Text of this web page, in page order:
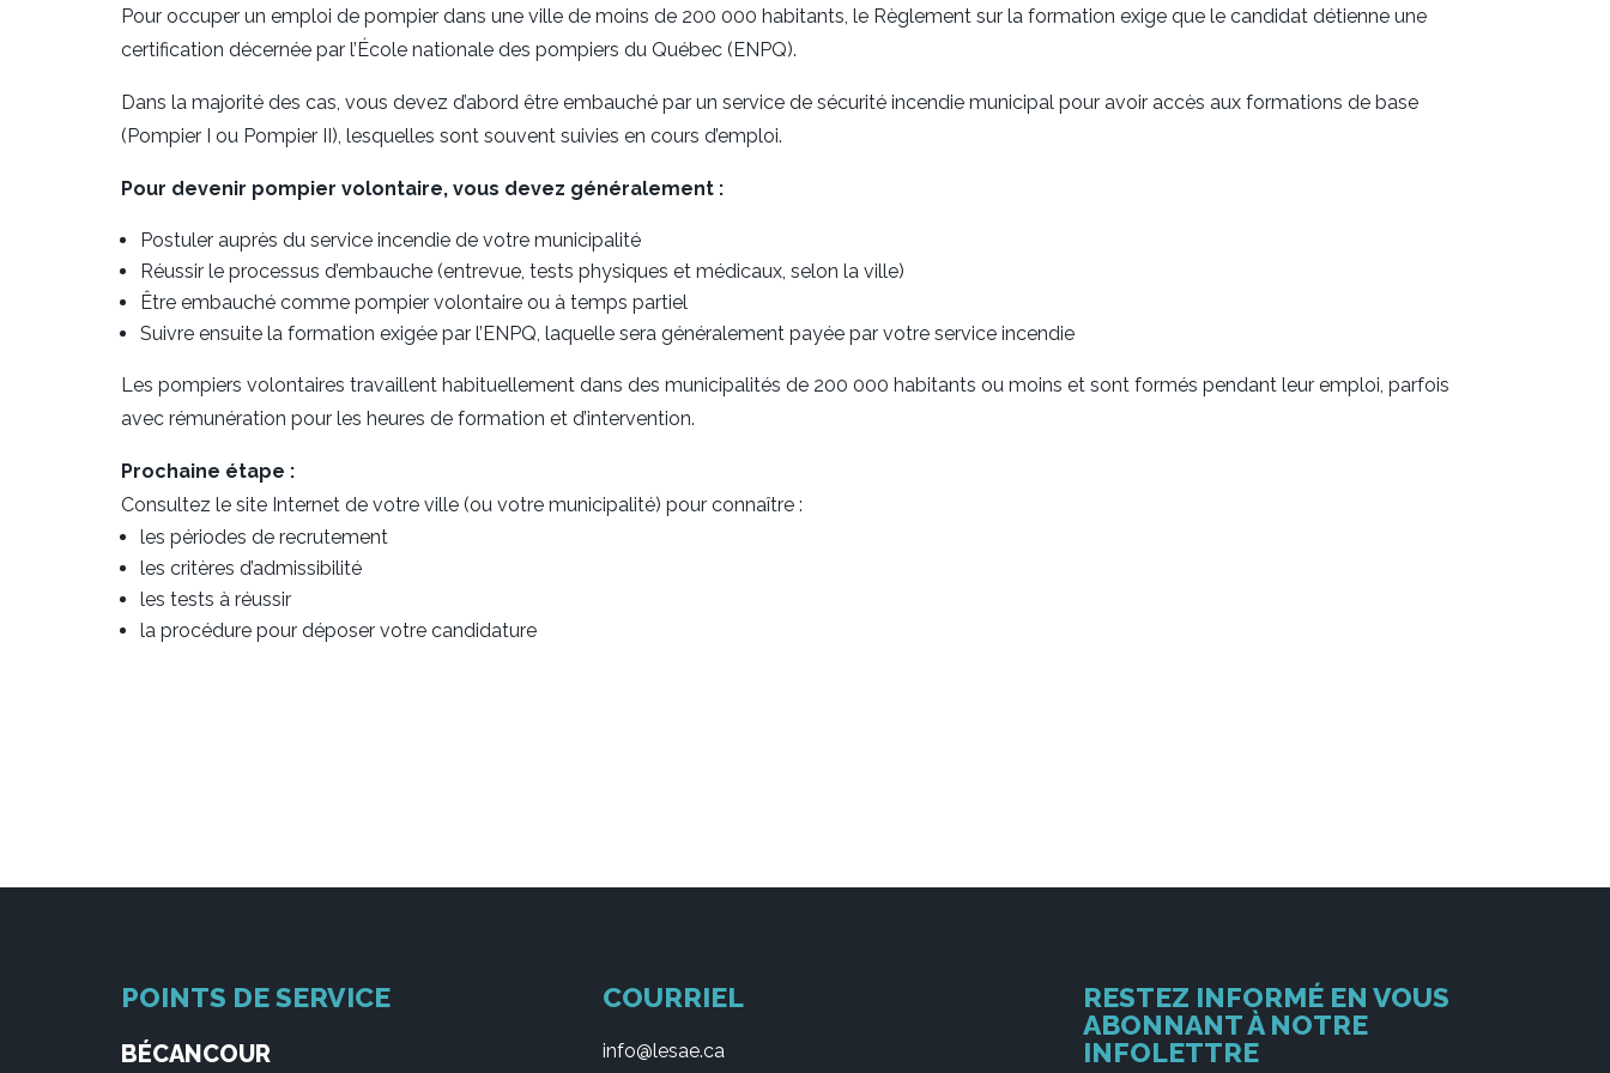
Pour occuper un emploi de pompier dans une ville de moins de 200 000 habitants, le Règlement sur la formation exige que le candidat détienne une
certification décernée par l’École nationale des pompiers du Québec (ENPQ).
Dans la majorité des cas, vous devez d’abord être embauché par un service de sécurité incendie municipal pour avoir accès aux formations de base
(Pompier I ou Pompier II), lesquelles sont souvent suivies en cours d’emploi.
Pour devenir pompier volontaire, vous devez généralement :
Postuler auprès du service incendie de votre municipalité
Réussir le processus d’embauche (entrevue, tests physiques et médicaux, selon la ville)
Être embauché comme pompier volontaire ou à temps partiel
Suivre ensuite la formation exigée par l’ENPQ, laquelle sera généralement payée par votre service incendie
Les pompiers volontaires travaillent habituellement dans des municipalités de 200 000 habitants ou moins et sont formés pendant leur emploi, parfois
avec rémunération pour les heures de formation et d’intervention.
Prochaine étape :
Consultez le site Internet de votre ville (ou votre municipalité) pour connaître :
les périodes de recrutement
les critères d’admissibilité
les tests à réussir
la procédure pour déposer votre candidature
POINTS DE SERVICE
BÉCANCOUR
COURRIEL
info@lesae.ca
RESTEZ INFORMÉ EN VOUS
ABONNANT À NOTRE
INFOLETTRE